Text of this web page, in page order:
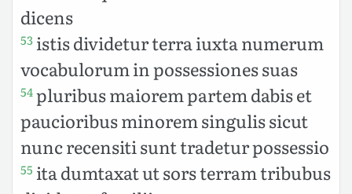
dicens
53istis dividetur terra iuxta numerum
vocabulorum in possessiones suas
54pluribus maiorem partem dabis et
paucioribus minorem singulis sicut
nunc recensiti sunt tradetur possessio
55 ita dumtaxat ut sors terram tribubus